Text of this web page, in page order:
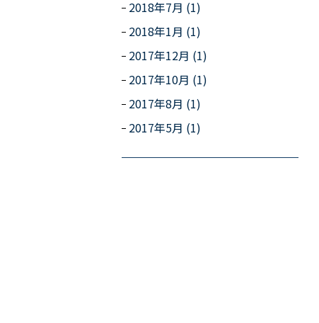
2018年7月 (1)
2018年1月 (1)
2017年12月 (1)
2017年10月 (1)
2017年8月 (1)
2017年5月 (1)